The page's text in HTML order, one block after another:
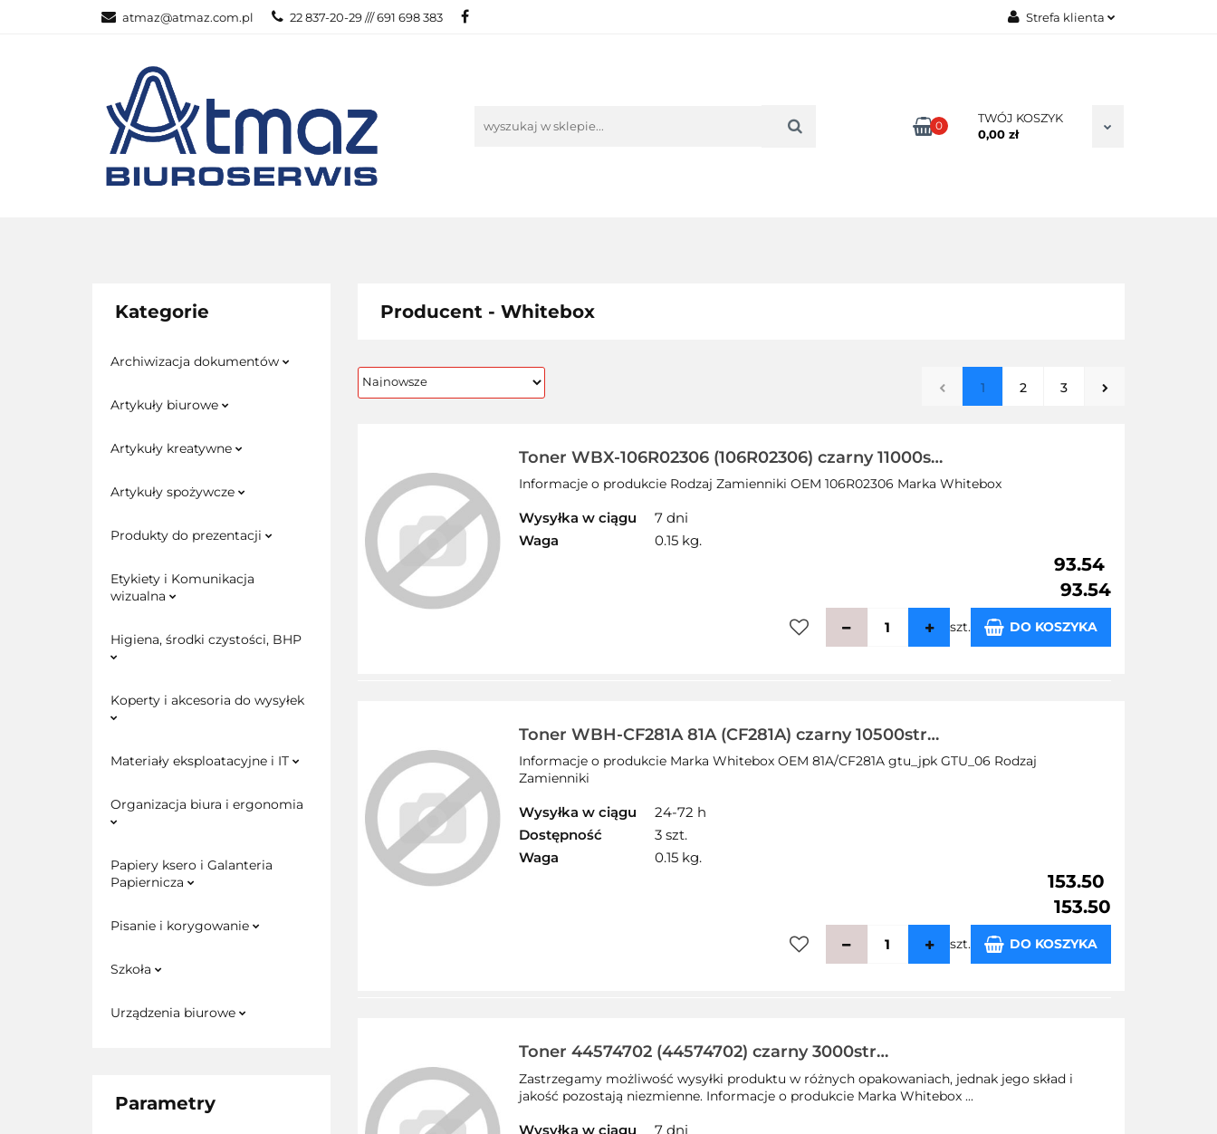
atmaz@atmaz.com.pl 22 837-20-29 /// 691 698 383 Strefa klienta
Dodaj zgłoszenie
0
TWÓJ KOSZYK
0,00 zł
Kategorie
Archiwizacja dokumentów
Artykuły biurowe
Artykuły kreatywne
Artykuły spożywcze
Produkty do prezentacji
Etykiety i Komunikacja
wizualna
Higiena, środki czystości, BHP
Koperty i akcesoria do wysyłek
Materiały eksploatacyjne i IT
Organizacja biura i ergonomia
Papiery ksero i Galanteria
Papiernicza
Pisanie i korygowanie
Szkoła
Urządzenia biurowe
Parametry
Producent - Whitebox
1 2 3
Toner WBX-106R02306 (106R02306) czarny 11000s
WHITEBOX zamiennik XEROX
Informacje o produkcie Rodzaj Zamienniki OEM 106R02306 Marka Whitebox
Wysyłka w ciągu
7 dni
Waga
0.15 kg.
93.54
93.54
szt. DO KOSZYKA
Toner WBH-CF281A 81A (CF281A) czarny 10500str
WHITEBOX zamiennik HP
Informacje o produkcie Marka Whitebox OEM 81A/CF281A gtu_jpk GTU_06 Rodzaj
Zamienniki
Wysyłka w ciągu
24-72 h
Dostępność
3 szt.
Waga
0.15 kg.
153.50
153.50
szt. DO KOSZYKA
Toner 44574702 (44574702) czarny 3000str
zamiennik OKI (X)
Zastrzegamy możliwość wysyłki produktu w różnych opakowaniach, jednak jego skład i
jakość pozostają niezmienne. Informacje o produkcie Marka Whitebox ...
Wysyłka w ciągu
7 dni